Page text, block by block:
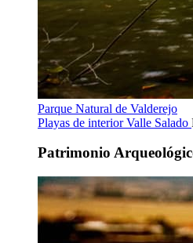
Parque Natural de Valderejo
Playas de interiorValle Salado
Patrimonio